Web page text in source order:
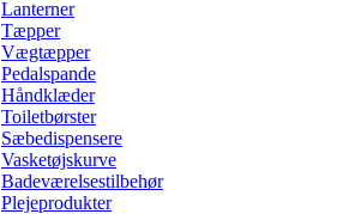
Lanterner
Tæpper
Vægtæpper
Pedalspande
Håndklæder
Toiletbørster
Sæbedispensere
Vasketøjskurve
Badeværelsestilbehør
Plejeprodukter